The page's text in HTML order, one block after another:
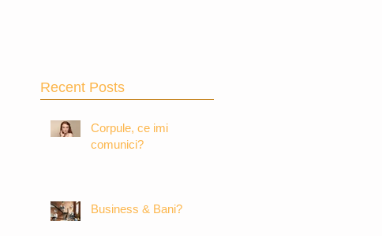
Recent Posts
Corpule, ce imi
comunici?
Business & Bani?